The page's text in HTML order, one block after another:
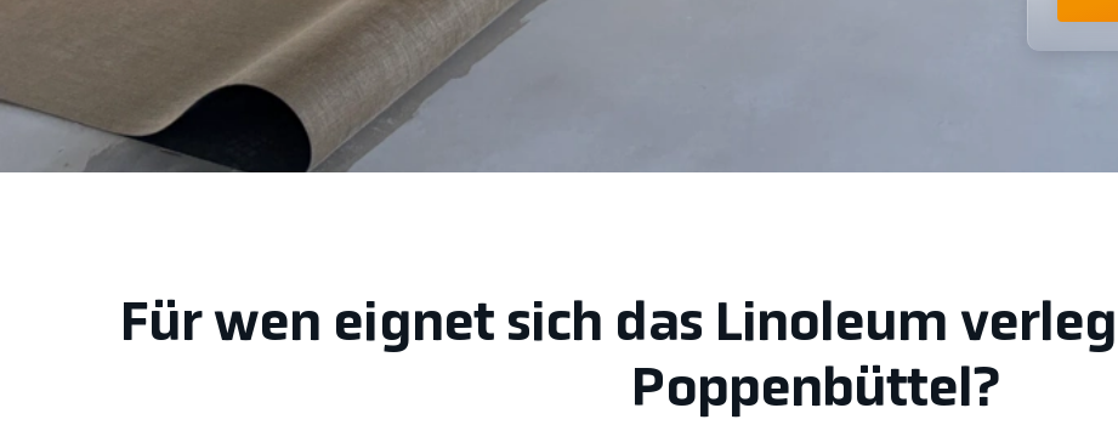
Für wen eignet sich das Linoleum
Poppenbüttel?